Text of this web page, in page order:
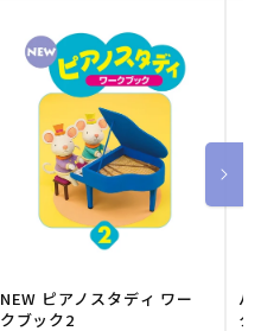
NEW ピアノスタディ ワー
クブック2
バ
ク